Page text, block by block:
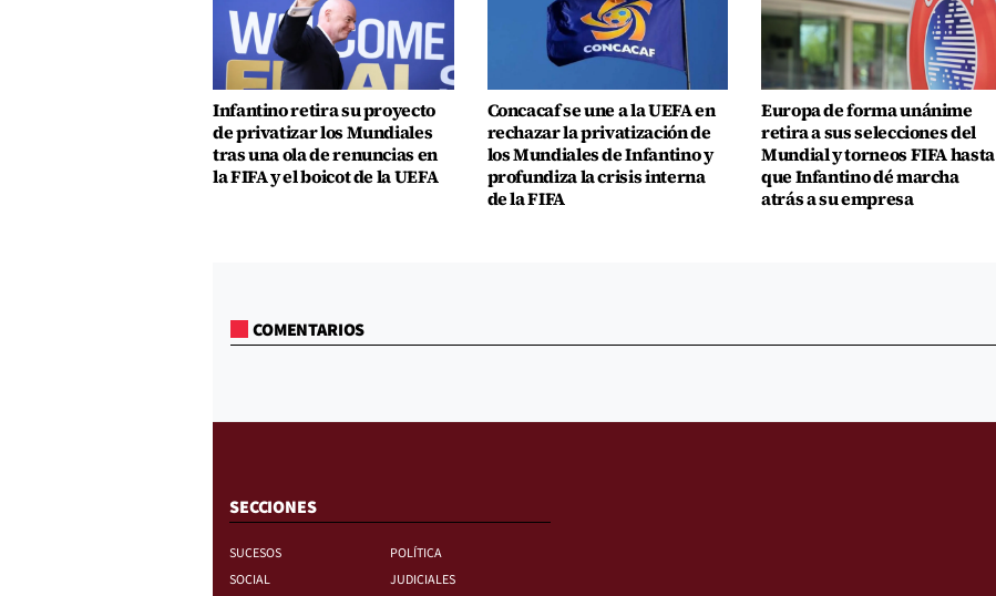
Infantino retira su proyecto
de privatizar los Mundiales
tras una ola de renuncias en
la FIFA y el boicot de la UEFA
Concacaf se une a la UEFA en
rechazar la privatización de
los Mundiales de Infantino y
profundiza la crisis interna
de la FIFA
Europa de forma unánime
retira a sus selecciones del
Mundial y torneos FIFA hasta
que Infantino dé marcha
atrás a su empresa
COMENTARIOS
SECCIONES
SUCESOS
POLÍTICA
SOCIAL
JUDICIALES